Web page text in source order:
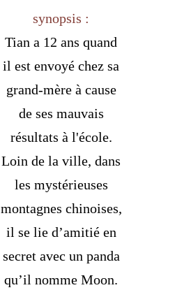
synopsis :
Tian a 12 ans quand
il est envoyé chez sa
grand-mère à cause
de ses mauvais
résultats à l'école.
Loin de la ville, dans
les mystérieuses
montagnes chinoises,
il se lie d’amitié en
secret avec un panda
qu’il nomme Moon.